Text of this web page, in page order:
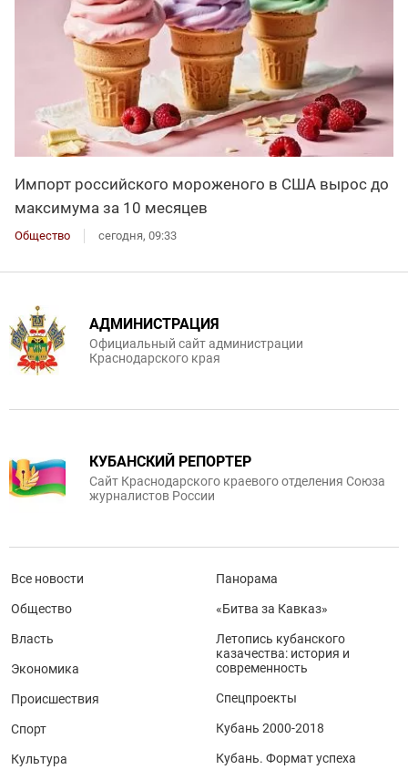
Импорт российского мороженого в США вырос до
максимума за 10 месяцев
Общество сегодня, 09:33
АДМИНИСТРАЦИЯ
Официальный сайт администрации
Краснодарского края
КУБАНСКИЙ РЕПОРТЕР
Сайт Краснодарского краевого отделения Союза
журналистов России
Все новости
Общество
Власть
Экономика
Происшествия
Спорт
Культура
Панорама
«Битва за Кавказ»
Летопись кубанского
казачества: история и
современность
Спецпроекты
Кубань 2000-2018
Кубань. Формат успеха